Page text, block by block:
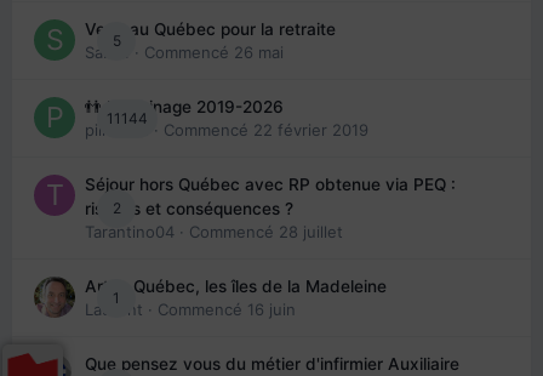
5
Venir au Québec pour la retraite
Sab74
· Commencé 26 mai
11144
👬 Parrainage 2019-2026
piinoush · Commencé 22 février 2019
2
Séjour hors Québec avec RP obtenue via PEQ :
risques et conséquences ?
Tarantino04 · Commencé 28 juillet
1
Arte : Québec, les îles de la Madeleine
Laurent · Commencé 16 juin
Que pensez vous du métier d'infirmier Auxiliaire